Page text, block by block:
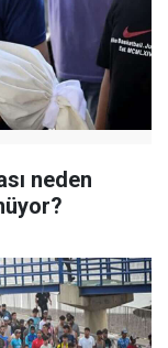
neden